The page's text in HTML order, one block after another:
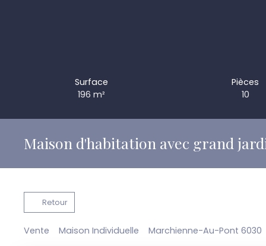
Surface
196 m²
Pièces
10
Maison d'habitation avec grand
Retour
Vente Maison Individuelle Marchienne-Au-Pont 6030